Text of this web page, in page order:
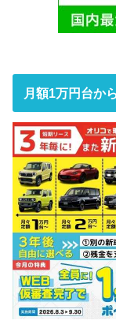
月額1万円台か